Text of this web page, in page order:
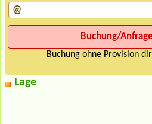
Buchung ohne Provision
Lage